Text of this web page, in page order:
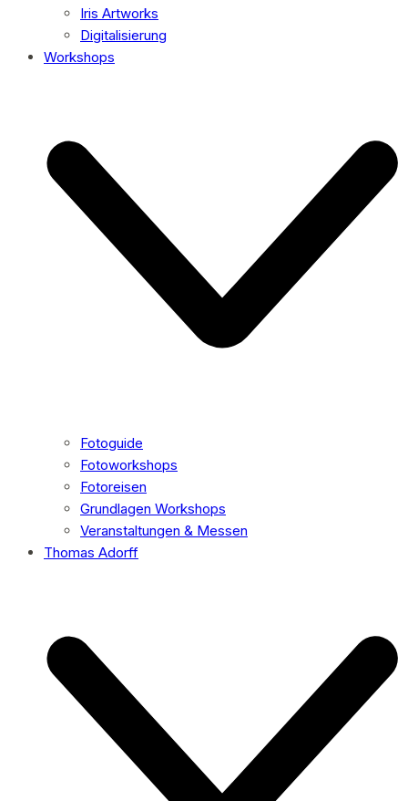
Iris Artworks
Digitalisierung
Workshops
Fotoguide
Fotoworkshops
Fotoreisen
Grundlagen Workshops
Veranstaltungen & Messen
Thomas Adorff